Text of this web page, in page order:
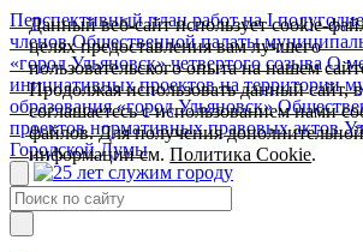
Перспективный план работ на I
членов Общественной палаты
«город Ульяновск» четвертого созыва О
инициативных проектов на территории
образования «город Ульяновск»
проектов нормативных правовых актов
Городской Думы
Данный веб-сайт использует cookie-
целях предоставления вам лучшего
пользовательского опыта на нашем
Продолжая использовать данный сайт,
соглашаетесь с использованием нами
файлов. Для получения
информации см.Политика Cookie.